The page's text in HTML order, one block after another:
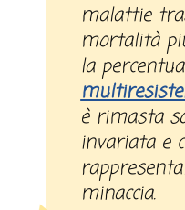
malattie
mortalità
la
è rimasta
invariata e
minaccia.